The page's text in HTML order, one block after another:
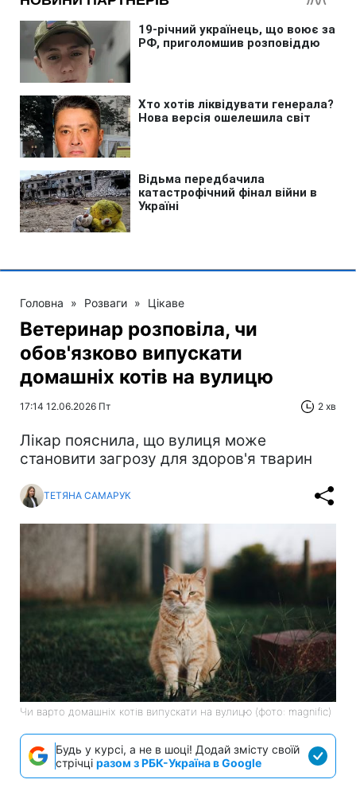
Головна » Розваги » Цікаве
Ветеринар розповіла, чи
обов'язково випускати
домашніх котів на вулицю
17:14 12.06.2026 Пт 2 хв
Лікар пояснила, що вулиця може
становити загрозу для здоров'я тварин
ТЕТЯНА САМАРУК
Чи варто домашніх котів випускати на вулицю (фото: magnific)
Будь у курсі, а не в шоці! Додай змісту своїй
стрічці разом з РБК-Україна в Google